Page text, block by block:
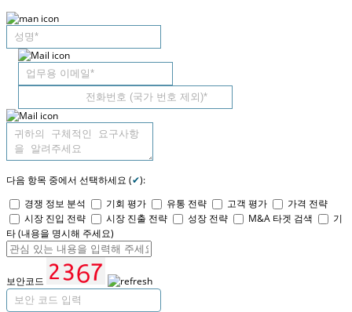
다음 항목 중에서 선택하세요 (✔):
경쟁 정보 분석
기회 평가 유통 전략 고객 평가
가격 전략
시장 진입 전략
시장 진출 전략 성장 전략 M&A 타겟 검색
기
타 (내용을 명시해 주세요)
보안코드